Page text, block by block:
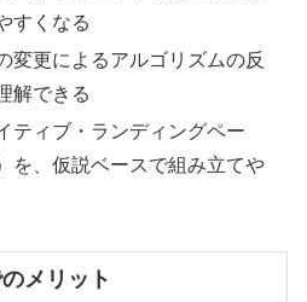
すくなる
変更によるアルゴリズムの反
解できる
ティブ・ランディングペー
を、仮説ベースで組み立てや
メリット